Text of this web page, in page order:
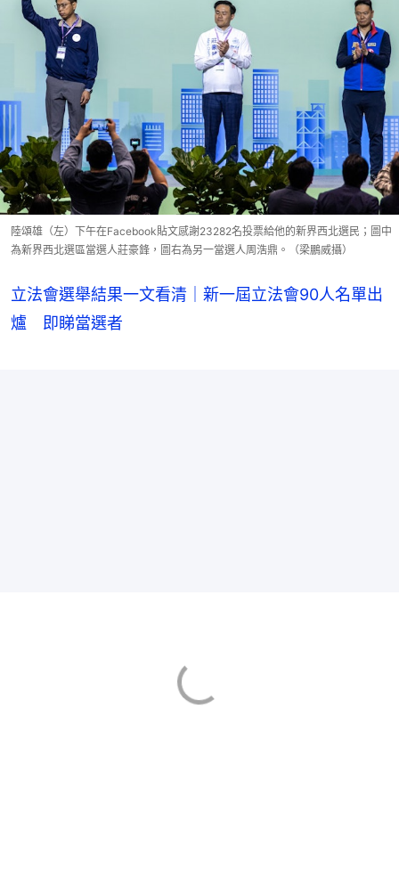
陸頌雄（左）下午在Facebook貼文感謝23282名投票給他的新界西北選民；圖中
為新界西北選區當選人莊豪鋒，圖右為另一當選人周浩鼎。（梁鵬威攝）
立法會選舉結果一文看清｜新一屆立法會90人名單出
爐 即睇當選者